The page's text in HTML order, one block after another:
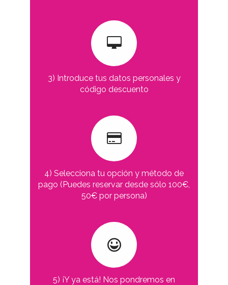
3) Introduce tus datos personales y
código descuento
4) Selecciona tu opción y método de
pago (Puedes reservar desde sólo 100€,
50€ por persona)
5) ¡Y ya está! Nos pondremos en